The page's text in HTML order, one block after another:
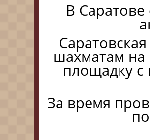
В
шахматам
площадку
За время